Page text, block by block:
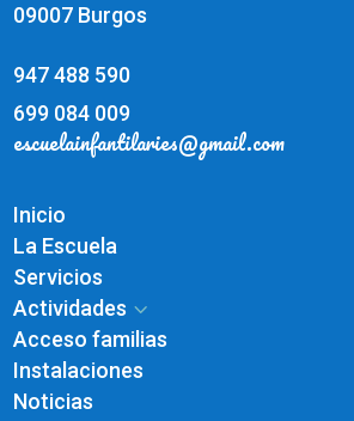
09007 Burgos
947 488 590
699 084 009
escuelainfantilaries@gmail.com
Inicio
La Escuela
Servicios
Actividades 3
Acceso familias
Instalaciones
Noticias